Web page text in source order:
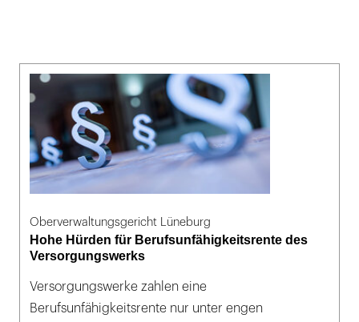
Oberverwaltungsgericht Lüneburg
Hohe Hürden für Berufsunfähigkeitsrente des
Versorgungswerks
Versorgungswerke zahlen eine
Berufsunfähigkeitsrente nur unter engen